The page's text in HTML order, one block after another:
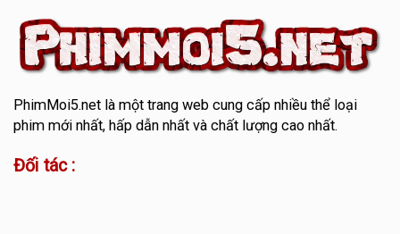
PhimMoi5.netlà một trang web cung cấp nhiều thể loại
phim mới nhất, hấp dẫn nhất và chất lượng cao nhất.
Đối tác :